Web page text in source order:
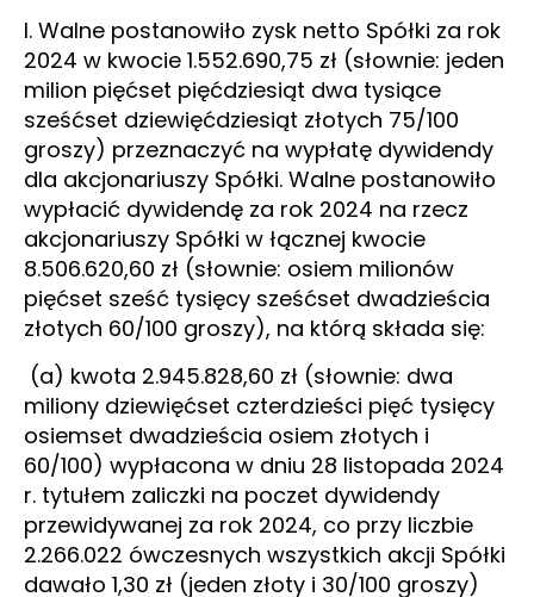
I. Walne postanowiło zysk netto Spółki za rok
2024 w kwocie 1.552.690,75 zł (słownie: jeden
milion pięćset pięćdziesiąt dwa tysiące
sześćset dziewięćdziesiąt złotych 75/100
groszy) przeznaczyć na wypłatę dywidendy
dla akcjonariuszy Spółki. Walne postanowiło
wypłacić dywidendę za rok 2024 na rzecz
akcjonariuszy Spółki w łącznej kwocie
8.506.620,60 zł (słownie: osiem milionów
pięćset sześć tysięcy sześćset dwadzieścia
złotych 60/100 groszy), na którą składa się:
(a) kwota 2.945.828,60 zł (słownie: dwa
miliony dziewięćset czterdzieści pięć tysięcy
osiemset dwadzieścia osiem złotych i
60/100) wypłacona w dniu 28 listopada 2024
r. tytułem zaliczki na poczet dywidendy
przewidywanej za rok 2024, co przy liczbie
2.266.022 ówczesnych wszystkich akcji Spółki
dawało 1,30 zł (jeden złoty i 30/100 groszy)